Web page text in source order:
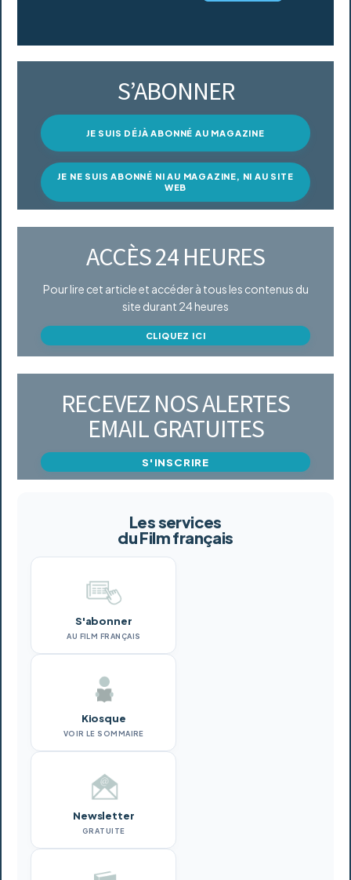
S’ABONNER
JE SUIS DÉJÀ ABONNÉ AU MAGAZINE
JE NE SUIS ABONNÉ NI AU MAGAZINE, NI AU SITE
WEB
ACCÈS 24 HEURES
Pour lire cet article et accéder à tous les contenus du
site durant 24 heures
CLIQUEZ ICI
RECEVEZ NOS ALERTES
EMAIL GRATUITES
S'INSCRIRE
Les services
du Film français
S'abonner
AU FILM FRANÇAIS
Kiosque
VOIR LE SOMMAIRE
Newsletter
GRATUITE